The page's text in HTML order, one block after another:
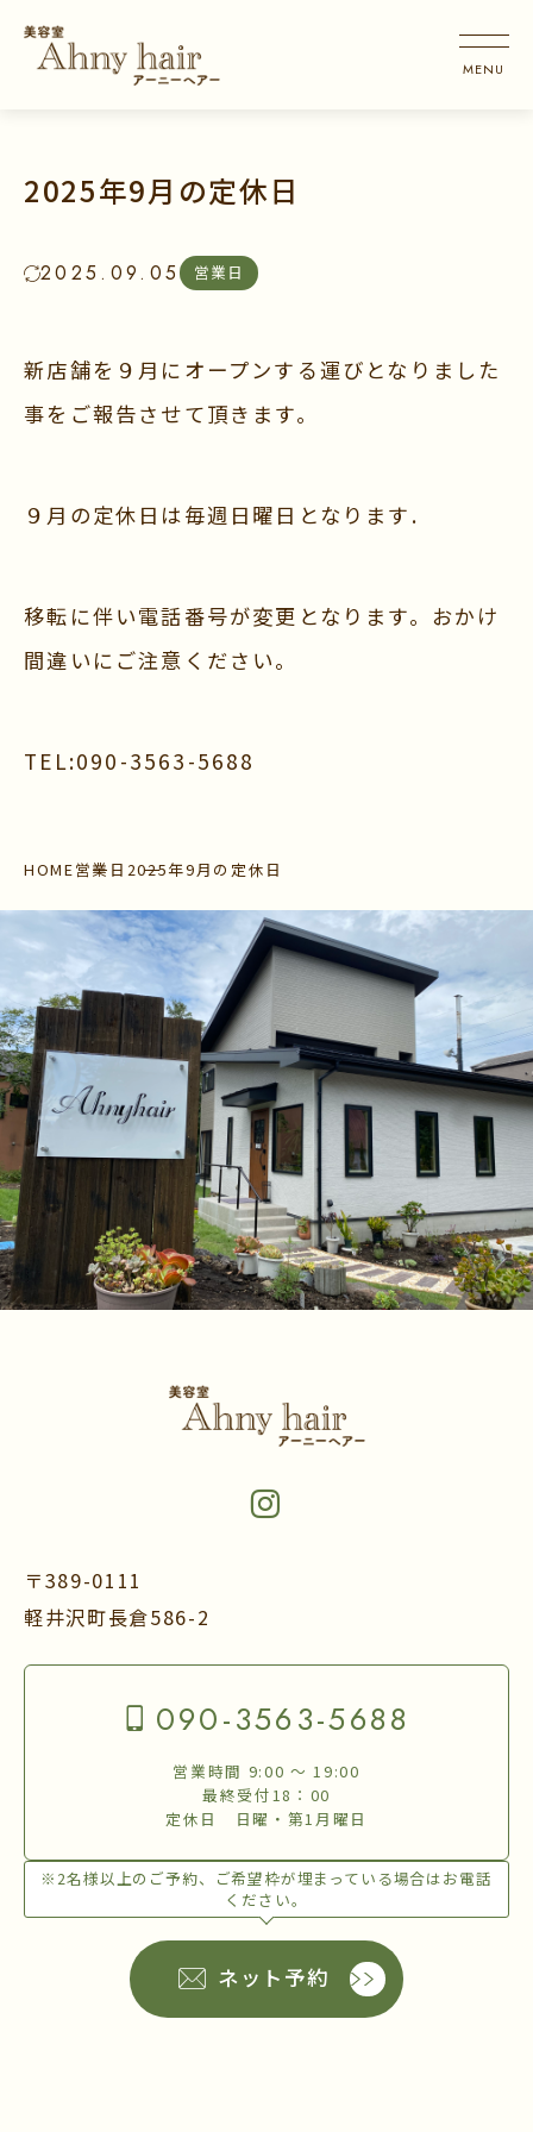
2025年9月の定休日
2025.09.05 営業日
新店舗を９月にオープンする運びとなりました
事をご報告させて頂きます。
９月の定休日は毎週日曜日となります.
移転に伴い電話番号が変更となります。おかけ
間違いにご注意ください。
TEL:090-3563-5688
HOME営業日 2025年9月の定休日
〒389-0111
軽井沢町長倉586-2
090-3563-5688
営業時間 9:00 〜 19:00
最終受付18：00
定休日 日曜・第1月曜日
※2名様以上のご予約、ご希望枠が埋まっている場合はお電話
ください。
ネット予約